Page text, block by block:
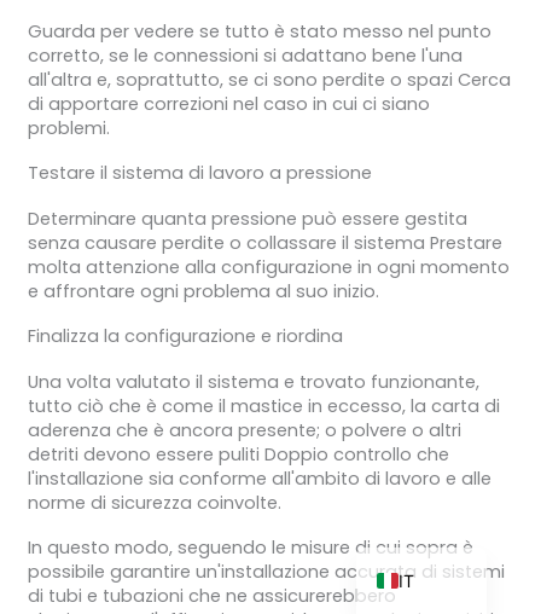
Guarda per vedere se tutto è stato messo nel punto
corretto, se le connessioni si adattano bene l'una
all'altra e, soprattutto, se ci sono perdite o spazi Cerca
di apportare correzioni nel caso in cui ci siano
problemi.
Testare il sistema di lavoro a pressione
Determinare quanta pressione può essere gestita
senza causare perdite o collassare il sistema Prestare
molta attenzione alla configurazione in ogni momento
e affrontare ogni problema al suo inizio.
Finalizza la configurazione e riordina
Una volta valutato il sistema e trovato funzionante,
tutto ciò che è come il mastice in eccesso, la carta di
aderenza che è ancora presente; o polvere o altri
detriti devono essere puliti Doppio controllo che
l'installazione sia conforme all'ambito di lavoro e alle
norme di sicurezza coinvolte.
In questo modo, seguendo le misure di cui sopra è
possibile garantire un'installazione accurata di sistemi
di tubi e tubazioni che ne assicurerebbero
IT
EN
NL
FR
JA
RU
ES